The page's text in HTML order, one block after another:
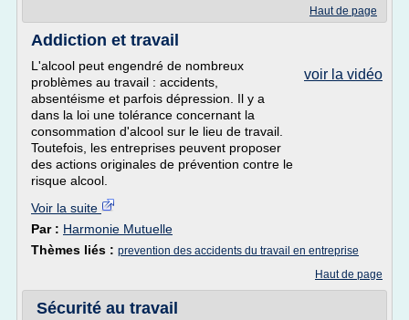
Haut de page
Addiction et travail
voir la vidéo
L'alcool peut engendré de nombreux
problèmes au travail : accidents,
absentéisme et parfois dépression. Il y a
dans la loi une tolérance concernant la
consommation d'alcool sur le lieu de travail.
Toutefois, les entreprises peuvent proposer
des actions originales de prévention contre le
risque alcool.
Voir la suite
Par : Harmonie Mutuelle
Thèmes liés : prevention des accidents du travail en entreprise
Haut de page
Sécurité au travail